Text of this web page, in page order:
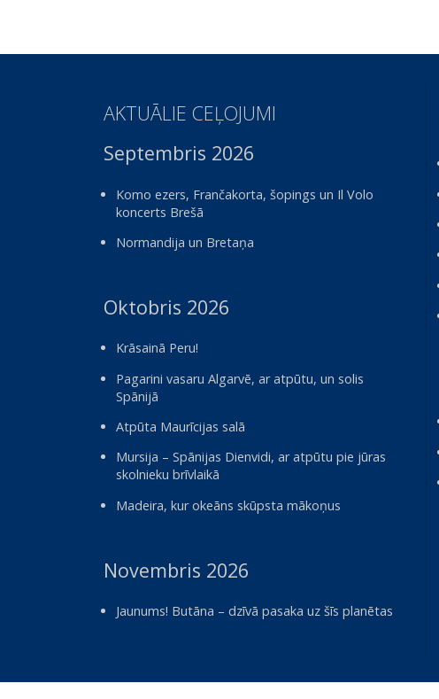
AKTUĀLIE CEĻOJUMI
Septembris 2026
Komo ezers, Frančakorta, šopings un Il Volo
koncerts Brešā
Normandija un Bretaņa
Oktobris 2026
Krāsainā Peru!
Pagarini vasaru Algarvē, ar atpūtu, un solis
Spānijā
Atpūta Maurīcijas salā
Mursija – Spānijas Dienvidi, ar atpūtu pie jūras
skolnieku brīvlaikā
Madeira, kur okeāns skūpsta mākoņus
Novembris 2026
Jaunums! Butāna – dzīvā pasaka uz šīs planētas